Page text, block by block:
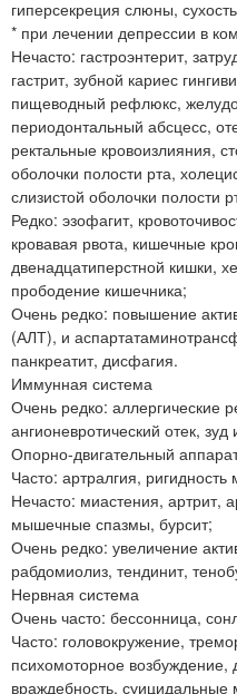
гиперсекреция слюны,
* при лечении депрессии в
Нечасто: гастроэнтерит,
гастрит, зубной кариес
пищеводный рефлюкс,
периодонтальный абсцесс,
ректальные кровоизлияния,
оболочки полости рта,
слизистой оболочки полости
Редко: эзофагит,
кровавая рвота, кишечные
двенадцатиперстной кишки,
прободение кишечника;
Очень редко: повышение
(АЛТ), и
панкреатит, дисфагия.
Иммунная система
Очень редко: аллергические
ангионевротический отек,
Опорно-двигательный
Часто: артралгия,
Нечасто: миастения, артрит,
мышечные спазмы, бурсит;
Очень редко: увеличение
рабдомиолиз, тендинит,
Нервная система
Очень часто: бессонница,
Часто: головокружение,
психомоторное возбуждение,
враждебность,